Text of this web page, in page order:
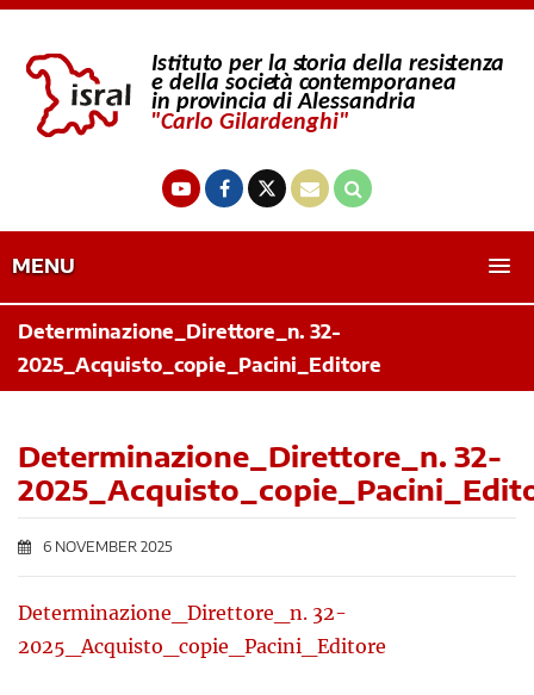
MENU
Determinazione_Direttore_n. 32-
2025_Acquisto_copie_Pacini_Editore
Determinazione_Direttore_n. 32-
6 NOVEMBER 2025
Determinazione_Direttore_n. 32-
2025_Acquisto_copie_Pacini_Editore